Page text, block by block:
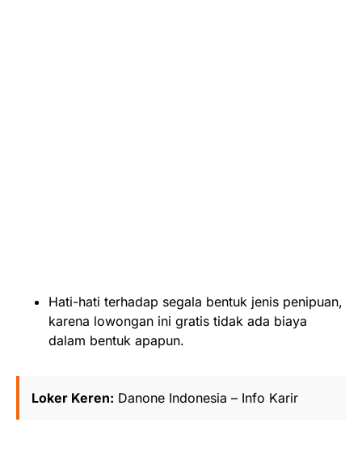
Hati-hati terhadap segala bentuk jenis penipuan,
karena lowongan ini gratis tidak ada biaya
dalam bentuk apapun.
Loker Keren: Danone Indonesia – Info Karir